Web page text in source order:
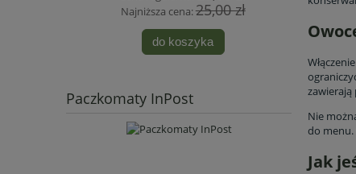
Najniższa cena:25,00 zł
do koszyka
Paczkomaty InPost
zawierają
Nie
do menu.
Jak